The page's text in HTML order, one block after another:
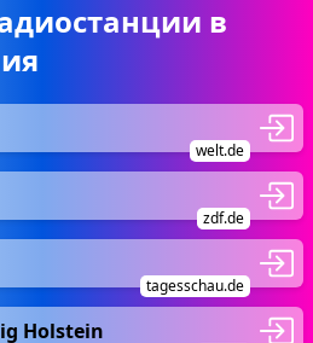
в
welt.de
zdf.de
tagesschau.de
Holstein